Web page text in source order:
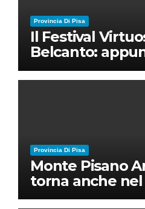
Provincia Di Pisa
Il Festival
Belcanto:
28 luglio a
Ruben Micieli
Provincia Di Pisa
Monte Pisano
torna anche nel